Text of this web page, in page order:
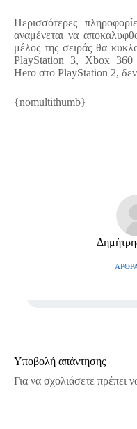
Περισσότερες
αναμένεται να
μέλος της σειράς θα
PlayStation 3, Xbox 360
Hero στο PlayStation 2,
{nomultithumb}
Υποβολή απάντησης
Για να σχολιάσετε πρέπει